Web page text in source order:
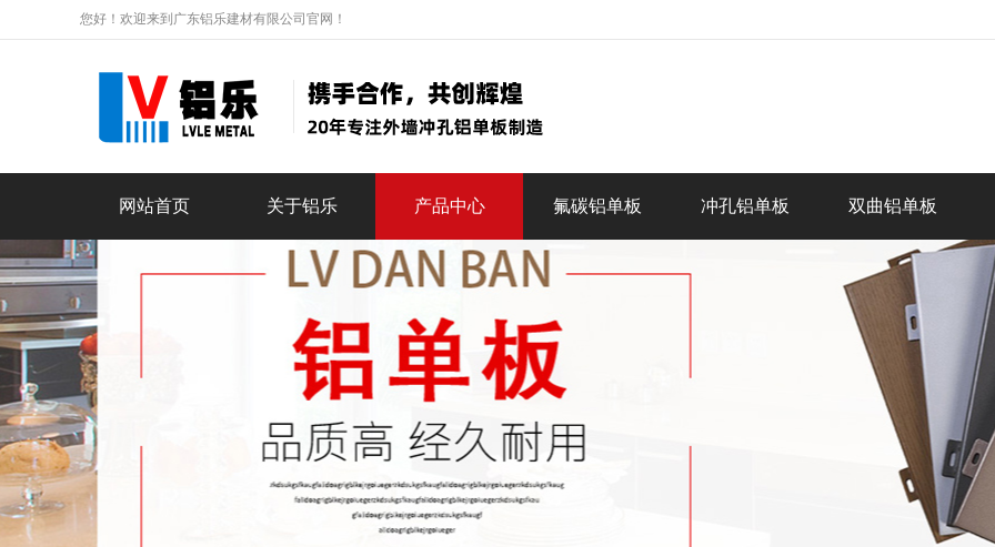
您好！欢迎来到广东铝乐建材有限公司官网！
网站首页 关于铝乐 产品中心 氟碳铝单板 冲孔铝单板 双曲铝单板